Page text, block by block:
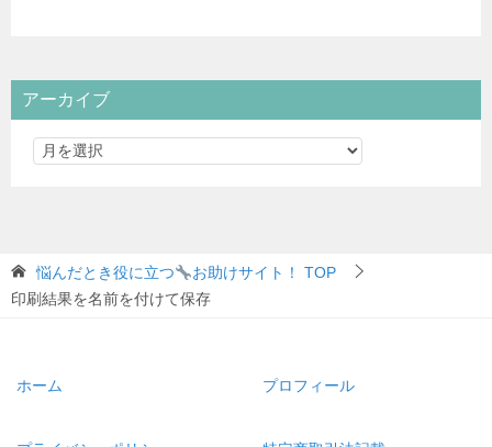
アーカイブ
悩んだとき役に立つ お助けサイト！
TOP
印刷結果を名前を付けて保存
ホーム プロフィール